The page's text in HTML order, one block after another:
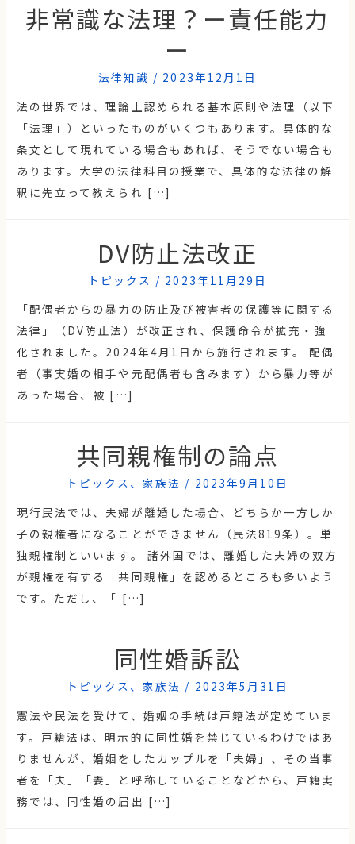
非常識な法理？ー責任能力
ー
法律知識 / 2023年12月1日
法の世界では、理論上認められる基本原則や法理（以下
「法理」）といったものがいくつもあります。具体的な
条文として現れている場合もあれば、そうでない場合も
あります。大学の法律科目の授業で、具体的な法律の解
釈に先立って教えられ […]
DV防止法改正
トピックス / 2023年11月29日
「配偶者からの暴力の防止及び被害者の保護等に関する
法律」（DV防止法）が改正され、保護命令が拡充・強
化されました。2024年4月1日から施行されます。 配偶
者（事実婚の相手や元配偶者も含みます）から暴力等が
あった場合、被 […]
共同親権制の論点
トピックス 、家族法 / 2023年9月10日
現行民法では、夫婦が離婚した場合、どちらか一方しか
子の親権者になることができません（民法819条）。単
独親権制といいます。 諸外国では、離婚した夫婦の双方
が親権を有する「共同親権」を認めるところも多いよう
です。ただし、「 […]
同性婚訴訟
トピックス 、家族法 / 2023年5月31日
憲法や民法を受けて、婚姻の手続は戸籍法が定めていま
す。戸籍法は、明示的に同性婚を禁じているわけではあ
りませんが、婚姻をしたカップルを「夫婦」、その当事
者を「夫」「妻」と呼称していることなどから、戸籍実
務では、同性婚の届出 […]